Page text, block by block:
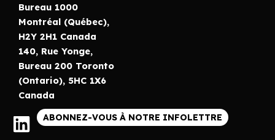
Bureau 1000
Montréal (Québec),
H2Y 2H1 Canada
140, Rue Yonge,
Bureau 200 Toronto
(Ontario), 5HC 1X6
Canada
ABONNEZ-VOUS À NOTRE INFOLETTRE